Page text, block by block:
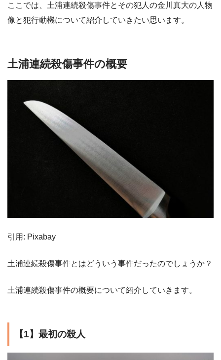
ここでは、土浦連続殺傷事件とその犯人の金川真大の人物
像と犯行動機について紹介していきたい思います。
土浦連続殺傷事件の概要
引用: Pixabay
土浦連続殺傷事件とはどういう事件だったのでしょうか？
土浦連続殺傷事件の概要について紹介していきます。
【1】最初の殺人